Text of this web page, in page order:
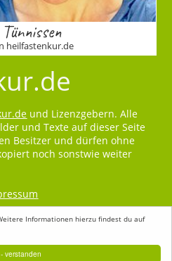
verstanden
Informationen hierzu findest du auf
heilfastenkur.de
und Lizenzgebern. Alle
und Texte auf dieser Seite
Besitzer und dürfen ohne
noch sonstwie weiter